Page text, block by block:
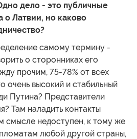
дело - это публичные
о Латвии, но каково
самому термину -
о сторонниках его
прочим, 75-78% от всех
очень высокий и стабильный
Путина? Представители
Там наладить контакты
смысле недоступен, к тому же
любой другой страны,